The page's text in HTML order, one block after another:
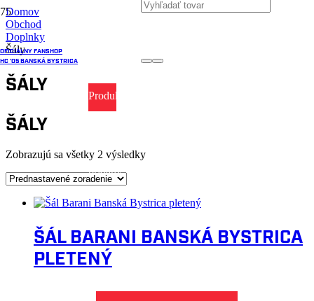
OFICIÁLNY FANSHOP
HC '05 BANSKÁ BYSTRICA
Produkt
pridaný
do
Domov
Obchod
Doplnky
Šály
ŠÁLY
ŠÁLY
Zobrazujú sa všetky 2 výsledky
ŠÁL BARANI BANSKÁ BYSTRICA
PLETENÝ